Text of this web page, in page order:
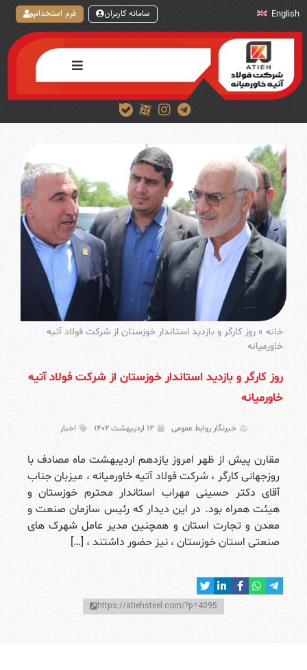
English سامانه کاربران فرم استخدام
خانه » روز کارگر و بازدید استاندار خوزستان از شرکت فولاد آتیه
خاورمیانه
روز کارگر و بازدید استاندار خوزستان از شرکت فولاد آتیه
خاورمیانه
خبرنگار روابط عمومی ۱۲ اردیبهشت ۱۴۰۲ اخبار
مقارن پیش از ظهر امروز یازدهم اردیبهشت ماه مصادف با
روزجهانی کارگر ، شرکت فولاد آتیه خاورمیانه ، میزبان جناب
آقای دکتر حسینی مهراب استاندار محترم خوزستان و
هیئت همراه بود. در این دیدار که رئیس سازمان صنعت و
معدن و تجارت استان و همچنین مدیر عامل شهرک های
صنعتی استان خوزستان ، نیز حضور داشتند ، […]
https://atiehsteel.com/?p=4095